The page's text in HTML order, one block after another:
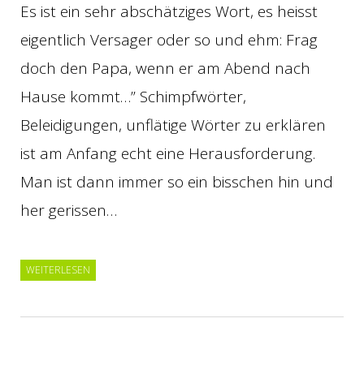
Es ist ein sehr abschätziges Wort, es heisst
eigentlich Versager oder so und ehm: Frag
doch den Papa, wenn er am Abend nach
Hause kommt…” Schimpfwörter,
Beleidigungen, unflätige Wörter zu erklären
ist am Anfang echt eine Herausforderung.
Man ist dann immer so ein bisschen hin und
her gerissen…
WEITERLESEN